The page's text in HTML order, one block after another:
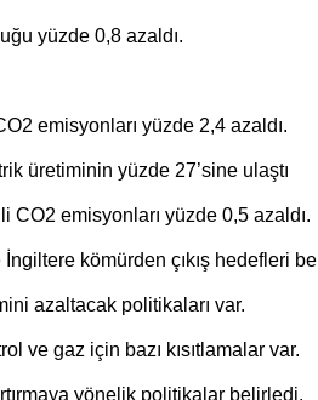
yüzde 0,8 azaldı.
emisyonları yüzde 2,4 azaldı.
üretiminin yüzde 27’sine ulaştı
CO2 emisyonları yüzde 0,5 azaldı.
kömürden çıkış hedefleri
azaltacak politikaları var.
ve gaz için bazı kısıtlamalar var.
yönelik politikalar belirledi.